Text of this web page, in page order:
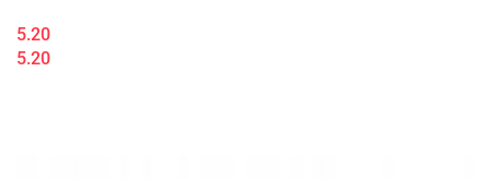
5.20
5.20